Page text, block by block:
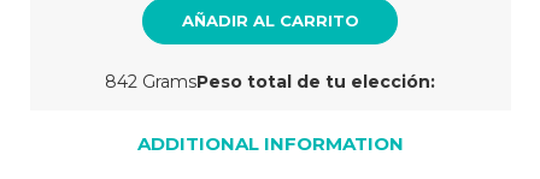
existencias:
842 GramsPeso total de tu elección:
ADDITIONAL INFORMATION